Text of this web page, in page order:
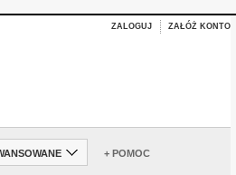
ZALOGUJ ZAŁÓŻ KONTO
+ POMOC